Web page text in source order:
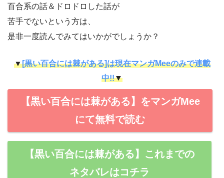
百合系の話＆ドロドロした話が
苦手でないという方は、
是非一度読んでみてはいかがでしょうか？
▼[黒い百合には棘がある]は現在マンガMeeのみで連載
中!!▼
【黒い百合には棘がある】をマンガMee
にて無料で読む
【黒い百合には棘がある】これまでの
ネタバレはコチラ